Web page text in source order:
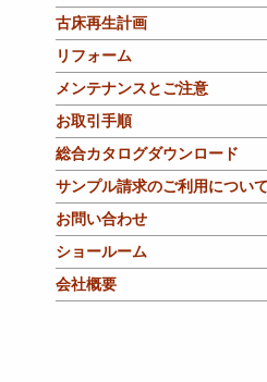
古床再生計画
リフォーム
メンテナンスとご注意
お取引手順
総合カタログダウンロード
サンプル請求のご利用について
お問い合わせ
ショールーム
会社概要